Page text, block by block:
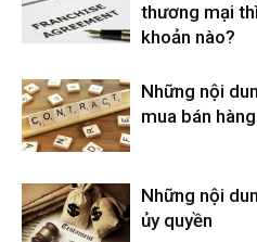
thương mại
khoản nào?
Những nội
mua bán
Những nội
ủy quyền